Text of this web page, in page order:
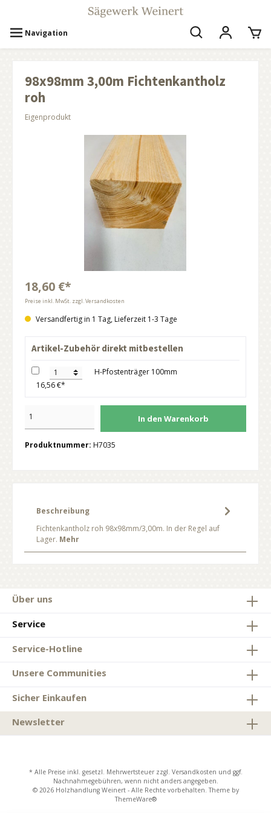
Navigation
98x98mm 3,00m Fichtenkantholz
roh
Eigenprodukt
18,60 €*
Preise inkl. MwSt. zzgl. Versandkosten
Versandfertig in 1 Tag, Lieferzeit 1-3 Tage
Artikel-Zubehör direkt mitbestellen
H-Pfostenträger 100mm
16,56 €*
In den Warenkorb
Produktnummer: H7035
Beschreibung
Fichtenkantholz roh 98x98mm/3,00m. In der Regel auf
Lager. Mehr
Über uns
Service
Service-Hotline
Unsere Communities
Sicher Einkaufen
Newsletter
* Alle Preise inkl. gesetzl. Mehrwertsteuer zzgl. Versandkosten und ggf.
Nachnahmegebühren, wenn nicht anders angegeben.
© 2026 Holzhandlung Weinert - Alle Rechte vorbehalten. Theme by
ThemeWare®